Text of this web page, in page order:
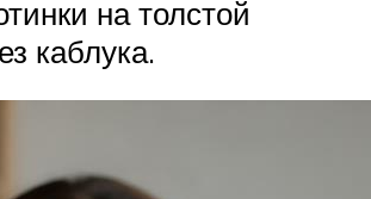
на толстой
каблука.